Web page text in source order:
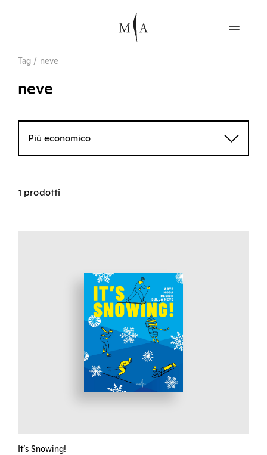
Tag / neve
neve
Più economico
1 prodotti
It’s Snowing!